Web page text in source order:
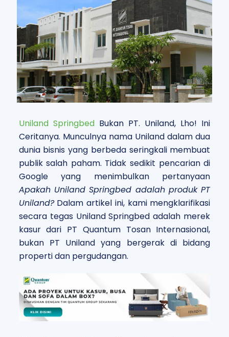
Uniland SpringbedBukan PT. Uniland, Lho! Ini
Ceritanya. Munculnya nama Uniland dalam dua
dunia bisnis yang berbeda seringkali membuat
publik salah paham. Tidak sedikit pencarian di
Google yang menimbulkan pertanyaan
Apakah Uniland Springbed adalah produk PT
Uniland?Dalam artikel ini, kami mengklarifikasi
secara tegas Uniland Springbed adalah merek
kasur dari PT Quantum Tosan Internasional,
bukan PT Uniland yang bergerak di bidang
properti dan pergudangan.